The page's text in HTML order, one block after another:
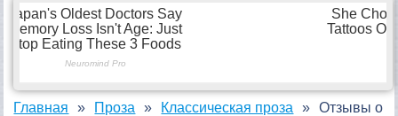
Главная Проза Классическая проза
Отзывы о